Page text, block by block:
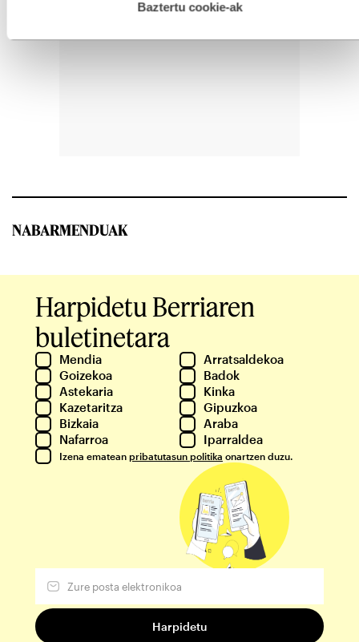
esplizitua ematen diguzu.Gehiago irakurri
Baztertu cookie-ak
NABARMENDUAK
Harpidetu Berriaren
buletinetara
Mendia
Arratsaldekoa
Goizekoa
Badok
Astekaria
Kinka
Kazetaritza
Gipuzkoa
Bizkaia
Araba
Nafarroa
Iparraldea
Izena ematean pribatutasun politika onartzen duzu.